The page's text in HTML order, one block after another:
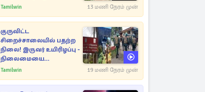
அதிரடியாக களமிறங்கிய
Tamilwin 13 மணி நேரம் முன்
குருவிட்ட
சிறைச்சாலையில் பதற்ற
நிலை! இருவர் உயிரிழப்பு -
நிலைமையை
கட்டுப்படுத்த பொலிஸார்
Tamilwin 19 மணி நேரம் முன்